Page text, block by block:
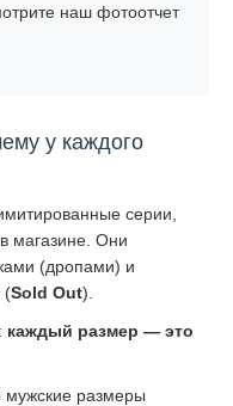
наш фотоотчет
у каждого
серии,
магазине. Они
(дропами) и
(Sold Out).
каждый размер — это
размеры